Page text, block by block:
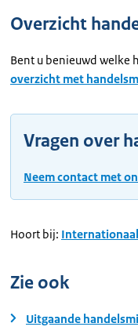
Overzicht
Bent u benieuwd welke
overzicht met
Vragen over
Neem contact met
Hoort bij:
Zie ook
Uitgaande